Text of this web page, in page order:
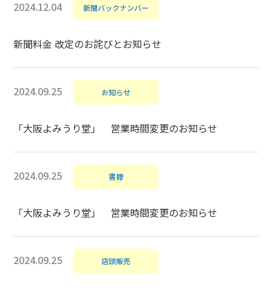
2024.12.04 新聞バックナンバー
新聞料金 改定のお詫びとお知らせ
2024.09.25 お知らせ
「大阪よみうり堂」 営業時間変更のお知らせ
2024.09.25 書籍
「大阪よみうり堂」 営業時間変更のお知らせ
2024.09.25 店頭販売